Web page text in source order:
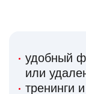
удобный
или
тренинги